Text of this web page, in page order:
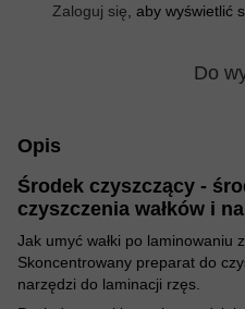
Zaloguj się , aby wyświetlić
Do
Opis
Środek czyszczący -
czyszczenia wałków i
Jak umyć wałki po laminowaniu
Skoncentrowany preparat do
narzędzi do laminacji rzęs.